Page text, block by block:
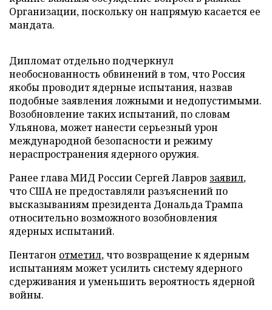
Организации, поскольку он напрямую касается ее
мандата.
Дипломат отдельно подчеркнул
необоснованность обвинений в том, что Россия
якобы проводит ядерные испытания, назвав
подобные заявления ложными и недопустимыми.
Возобновление таких испытаний, по словам
Ульянова, может нанести серьезный урон
международной безопасности и режиму
нераспространения ядерного оружия.
Ранее глава МИД России Сергей Лавров заявил,
что США не предоставляли разъяснений по
высказываниям президента Дональда Трампа
относительно возможного возобновления
ядерных испытаний.
Пентагон отметил, что возвращение к ядерным
испытаниям может усилить систему ядерного
сдерживания и уменьшить вероятность ядерной
войны.